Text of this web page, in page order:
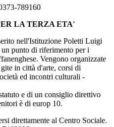
789160
LA TERZA ETA'
nell'Istituzione Poletti Luigi
punto di riferimento per i
Vengono organizzate
in città d'arte, corsi di
ed incontri culturali -
e di un consiglio direttivo
è di europ 10.
direttamente al Centro Sociale.